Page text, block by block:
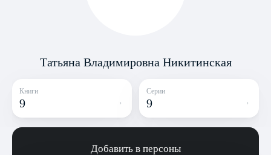
Татьяна Владимировна Никитинская
Книги
9
Серии
9
Добавить в персоны